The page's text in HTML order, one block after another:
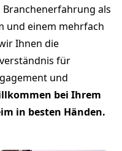
Branchenerfahrung als
und einem mehrfach
Ihnen die
für
und
bei Ihrem
in besten Händen.